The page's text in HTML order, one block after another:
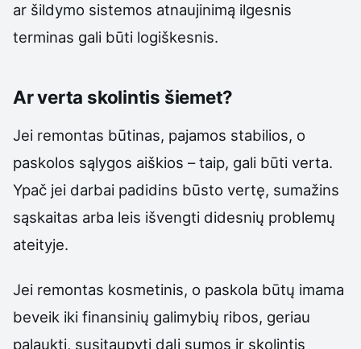
ar šildymo sistemos atnaujinimą ilgesnis
terminas gali būti logiškesnis.
Ar verta skolintis šiemet?
Jei remontas būtinas, pajamos stabilios, o
paskolos sąlygos aiškios – taip, gali būti verta.
Ypač jei darbai padidins būsto vertę, sumažins
sąskaitas arba leis išvengti didesnių problemų
ateityje.
Jei remontas kosmetinis, o paskola būtų imama
beveik iki finansinių galimybių ribos, geriau
palaukti, susitaupyti dalį sumos ir skolintis